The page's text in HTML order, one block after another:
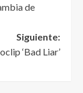
de
Siguiente:
‘Bad Liar’